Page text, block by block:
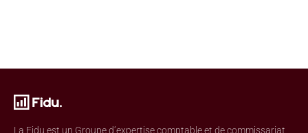
La Fidu est un Groupe d’expertise comptable et de commissariat